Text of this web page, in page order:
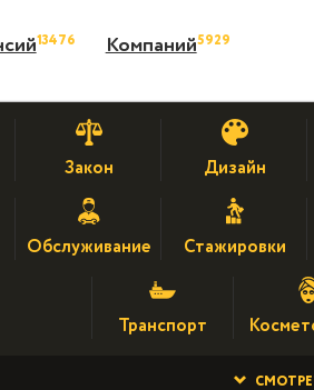
13476 Компаний5929
Закон Дизайн
Обслуживание Стажировки
Транспорт